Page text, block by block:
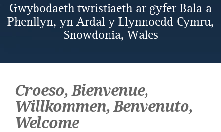
Gwybodaeth twristiaeth ar gyfer Bala a
Phenllyn, yn Ardal y Llynnoedd Cymru,
Snowdonia, Wales
Croeso, Bienvenue,
Willkommen, Benvenuto,
Welcome